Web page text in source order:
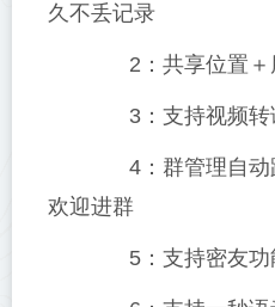
久不丢记录
2：共享位置＋
3：支持视频转
4：群管理自动
欢迎进群
5：支持密友功